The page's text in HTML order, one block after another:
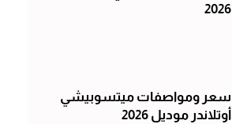
2026
سعر ومواصفات ميتسوبيشي
أوتلاندر موديل 2026